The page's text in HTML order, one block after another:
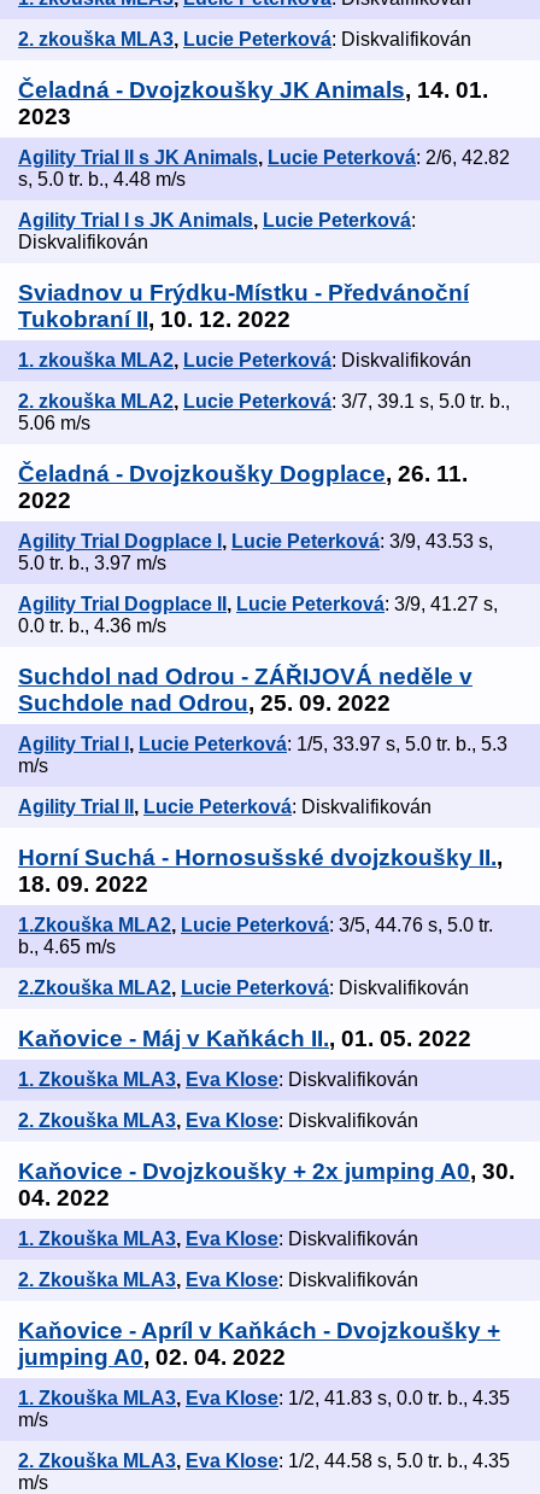
2. zkouška MLA3, Lucie Peterková: Diskvalifikován
Čeladná - Dvojzkoušky JK Animals, 14. 01.
2023
Agility Trial II s JK Animals, Lucie Peterková: 2/6, 42.82
s, 5.0 tr. b., 4.48 m/s
Agility Trial I s JK Animals, Lucie Peterková:
Diskvalifikován
Sviadnov u Frýdku-Místku - Předvánoční
Tukobraní II, 10. 12. 2022
1. zkouška MLA2, Lucie Peterková: Diskvalifikován
2. zkouška MLA2, Lucie Peterková: 3/7, 39.1 s, 5.0 tr. b.,
5.06 m/s
Čeladná - Dvojzkoušky Dogplace, 26. 11.
2022
Agility Trial Dogplace I , Lucie Peterková: 3/9, 43.53 s,
5.0 tr. b., 3.97 m/s
Agility Trial Dogplace II , Lucie Peterková: 3/9, 41.27 s,
0.0 tr. b., 4.36 m/s
Suchdol nad Odrou - ZÁŘIJOVÁ neděle v
Suchdole nad Odrou, 25. 09. 2022
Agility Trial I , Lucie Peterková: 1/5, 33.97 s, 5.0 tr. b., 5.3
m/s
Agility Trial II , Lucie Peterková: Diskvalifikován
Horní Suchá - Hornosušské dvojzkoušky II.,
18. 09. 2022
1.Zkouška MLA2, Lucie Peterková: 3/5, 44.76 s, 5.0 tr.
b., 4.65 m/s
2.Zkouška MLA2, Lucie Peterková: Diskvalifikován
Kaňovice - Máj v Kaňkách II., 01. 05. 2022
1. Zkouška MLA3, Eva Klose: Diskvalifikován
2. Zkouška MLA3, Eva Klose: Diskvalifikován
Kaňovice - Dvojzkoušky + 2x jumping A0, 30.
04. 2022
1. Zkouška MLA3, Eva Klose: Diskvalifikován
2. Zkouška MLA3, Eva Klose: Diskvalifikován
Kaňovice - Apríl v Kaňkách - Dvojzkoušky +
jumping A0, 02. 04. 2022
1. Zkouška MLA3, Eva Klose: 1/2, 41.83 s, 0.0 tr. b., 4.35
m/s
2. Zkouška MLA3, Eva Klose: 1/2, 44.58 s, 5.0 tr. b., 4.35
m/s